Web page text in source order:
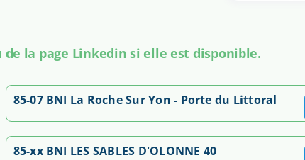
la page Linkedin si elle est disponible.
85-07 BNI La Roche Sur Yon - Porte du Littoral
85-xx BNI LES SABLES D'OLONNE 40